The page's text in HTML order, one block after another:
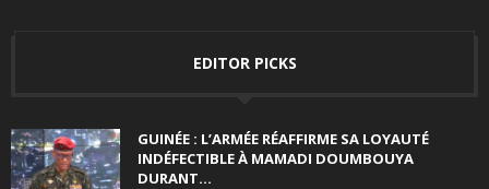
EDITOR PICKS
GUINÉE : L’ARMÉE RÉAFFIRME SA LOYAUTÉ
INDÉFECTIBLE À MAMADI DOUMBOUYA
DURANT...